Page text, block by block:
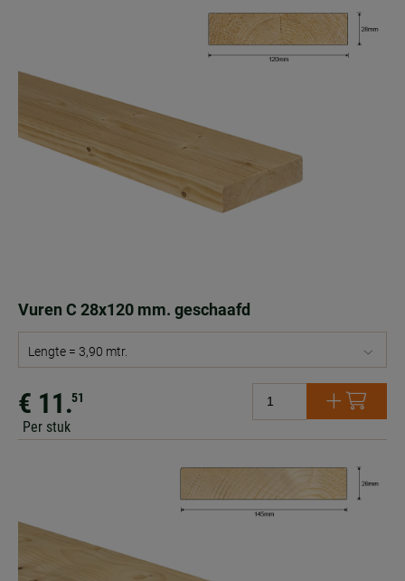
Vuren C 28x120 mm. geschaafd
Lengte = 3,90 mtr.
€ 11.51
Per stuk